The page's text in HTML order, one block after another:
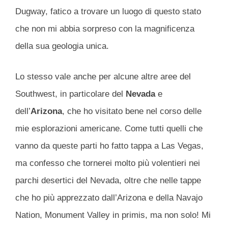
Dugway, fatico a trovare un luogo di questo stato
che non mi abbia sorpreso con la magnificenza
della sua geologia unica.
Lo stesso vale anche per alcune altre aree del
Southwest, in particolare del Nevadae
dell’Arizona, che ho visitato bene nel corso delle
mie esplorazioni americane. Come tutti quelli che
vanno da queste parti ho fatto tappa a Las Vegas,
ma confesso che tornerei molto più volentieri nei
parchi desertici del Nevada, oltre che nelle tappe
che ho più apprezzato dall’Arizona e della Navajo
Nation, Monument Valley in primis, ma non solo! Mi